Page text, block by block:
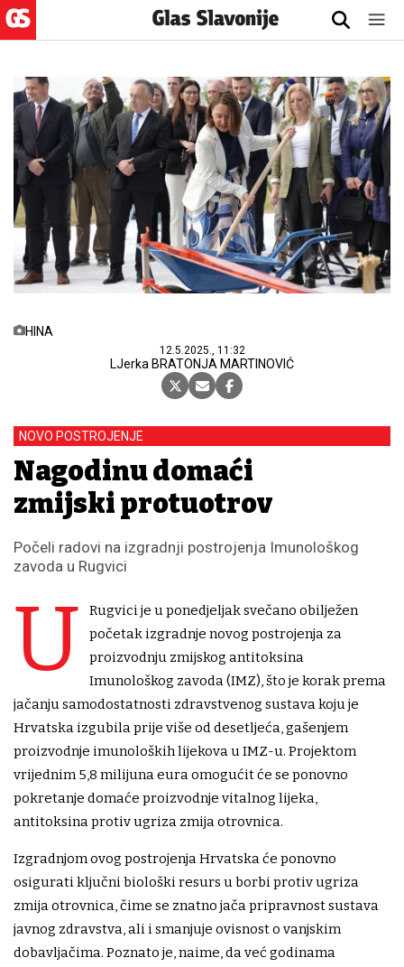
HINA
12.5.2025., 11:32
LJerka BRATONJA MARTINOVIĆ
NOVO POSTROJENJE
Nagodinu domaći
zmijski protuotrov
Počeli radovi na izgradnji postrojenja Imunološkog
zavoda u Rugvici
U
Rugvici je u ponedjeljak svečano obilježen
početak izgradnje novog postrojenja za
proizvodnju zmijskog antitoksina
Imunološkog zavoda (IMZ), što je korak prema
jačanju samodostatnosti zdravstvenog sustava koju je
Hrvatska izgubila prije više od desetljeća, gašenjem
proizvodnje imunoloških lijekova u IMZ-u. Projektom
vrijednim 5,8 milijuna eura omogućit će se ponovno
pokretanje domaće proizvodnje vitalnog lijeka,
antitoksina protiv ugriza zmija otrovnica.
Izgradnjom ovog postrojenja Hrvatska će ponovno
osigurati ključni biološki resurs u borbi protiv ugriza
zmija otrovnica, čime se znatno jača pripravnost sustava
javnog zdravstva, ali i smanjuje ovisnost o vanjskim
dobavljačima. Poznato je, naime, da već godinama